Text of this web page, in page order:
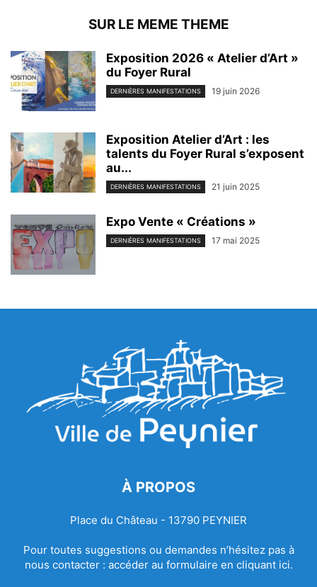
SUR LE MEME THEME
Exposition 2026 « Atelier d’Art »
du Foyer Rural
DERNIÈRES MANIFESTATIONS 19 juin 2026
Exposition Atelier d’Art : les
talents du Foyer Rural s’exposent
au...
DERNIÈRES MANIFESTATIONS 21 juin 2025
Expo Vente « Créations »
DERNIÈRES MANIFESTATIONS 17 mai 2025
À PROPOS
Place du Château - 13790 PEYNIER
Pour toutes suggestions ou demandes n’hésitez pas à
nous contacter : accéder au formulaire en cliquant ici.